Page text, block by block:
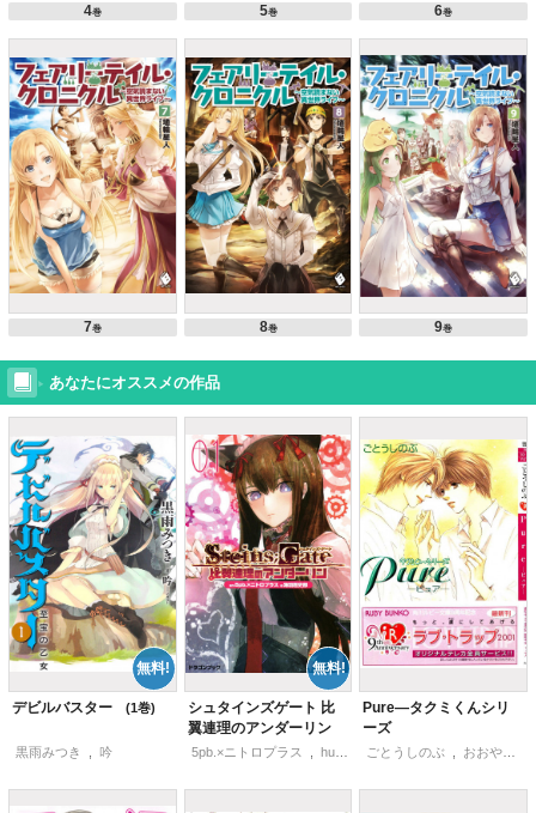
4巻 5巻 6巻
7巻 8巻 9巻
あなたにオススメの作品
デビルバスター 1
黒雨みつき 吟
シュタインズゲート 比
翼連理のアンダーリン
1
5pb.×ニトロプラス huke 池田靖宏 , 海羽超史郎
Pure―タクミくんシリ
ーズ
ごとうしのぶ おおや和美